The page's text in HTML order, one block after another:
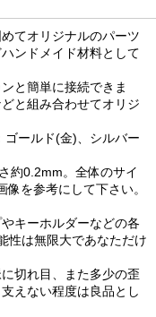
てオリジナルのパーツ
ンドメイド材料として
と簡単に接続できま
と組み合わせてオリジ
ゴールド(金)、シルバー
約0.2mm。全体のサイ
を参考にして下さい。
キーホルダーなどの各
性は無限大であなただけ
切れ目、また多少の歪
えない程度は良品とし